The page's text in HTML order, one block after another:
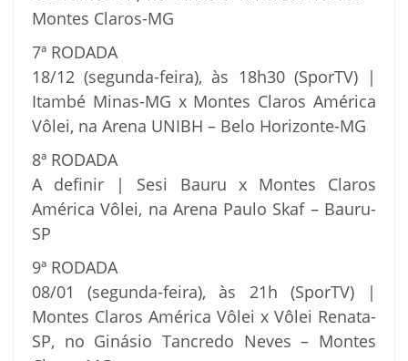
Montes Claros-MG
7ª RODADA
18/12 (segunda-feira), às 18h30 (SporTV) |
Itambé Minas-MG x Montes Claros América
Vôlei, na Arena UNIBH – Belo Horizonte-MG
8ª RODADA
A definir | Sesi Bauru x Montes Claros
América Vôlei, na Arena Paulo Skaf – Bauru-
SP
9ª RODADA
08/01 (segunda-feira), às 21h (SporTV) |
Montes Claros América Vôlei x Vôlei Renata-
SP, no Ginásio Tancredo Neves – Montes